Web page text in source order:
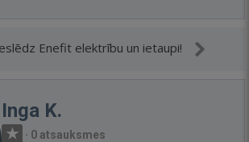
Enefit elektrību un ietaupi!
Inga K.
· 0 atsauksmes